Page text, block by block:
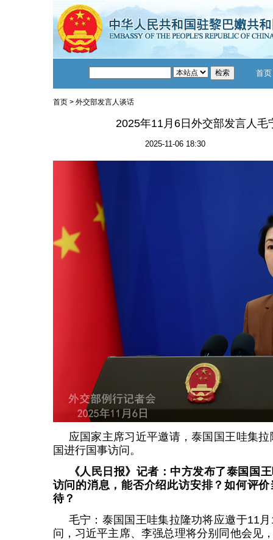
首页
首页> 外交部发言人谈话
2025年11月6日外交部发言人毛
2025-11-06 18:30
应国家主席习近平邀请，泰国国王哇集
国进行国事访问。
《人民日报》记者：中方发布了泰国国
访问的消息，能否介绍此访安排？如何评
待？
毛宁：泰国国王哇集拉隆功将应邀于11
问，习近平主席、李强总理将分别同他会见